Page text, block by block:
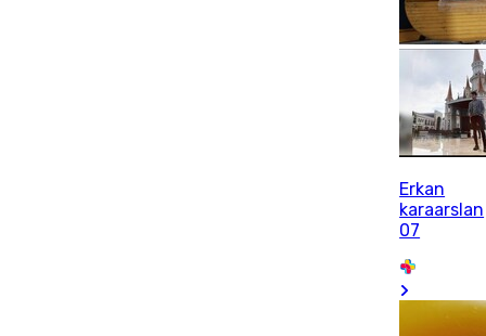
Erkan
karaarslan
07